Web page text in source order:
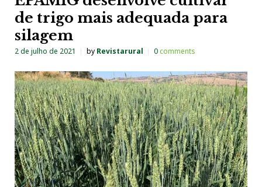
de trigo mais adequada para
silagem
2 de julho de 2021 by Revistarural 0comments